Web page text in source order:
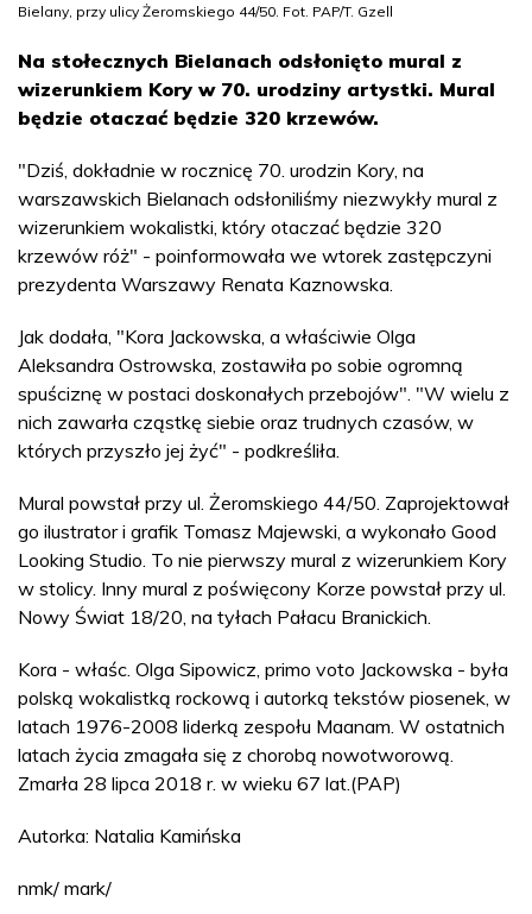
Bielany, przy ulicy Żeromskiego 44/50. Fot. PAP/T. Gzell
Na stołecznych Bielanach odsłonięto mural z
wizerunkiem Kory w 70. urodziny artystki. Mural
będzie otaczać będzie 320 krzewów.
"Dziś, dokładnie w rocznicę 70. urodzin Kory, na
warszawskich Bielanach odsłoniliśmy niezwykły mural z
wizerunkiem wokalistki, który otaczać będzie 320
krzewów róż" - poinformowała we wtorek zastępczyni
prezydenta Warszawy Renata Kaznowska.
Jak dodała, "Kora Jackowska, a właściwie Olga
Aleksandra Ostrowska, zostawiła po sobie ogromną
spuściznę w postaci doskonałych przebojów". "W wielu z
nich zawarła cząstkę siebie oraz trudnych czasów, w
których przyszło jej żyć" - podkreśliła.
Mural powstał przy ul. Żeromskiego 44/50. Zaprojektował
go ilustrator i grafik Tomasz Majewski, a wykonało Good
Looking Studio. To nie pierwszy mural z wizerunkiem Kory
w stolicy. Inny mural z poświęcony Korze powstał przy ul.
Nowy Świat 18/20, na tyłach Pałacu Branickich.
Kora - właśc. Olga Sipowicz, primo voto Jackowska - była
polską wokalistką rockową i autorką tekstów piosenek, w
latach 1976-2008 liderką zespołu Maanam. W ostatnich
latach życia zmagała się z chorobą nowotworową.
Zmarła 28 lipca 2018 r. w wieku 67 lat.(PAP)
Autorka: Natalia Kamińska
nmk/ mark/